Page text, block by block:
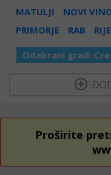
MATULJI
NOVI
PRIMORJE
RAB
Odabrani grad:
Proširite